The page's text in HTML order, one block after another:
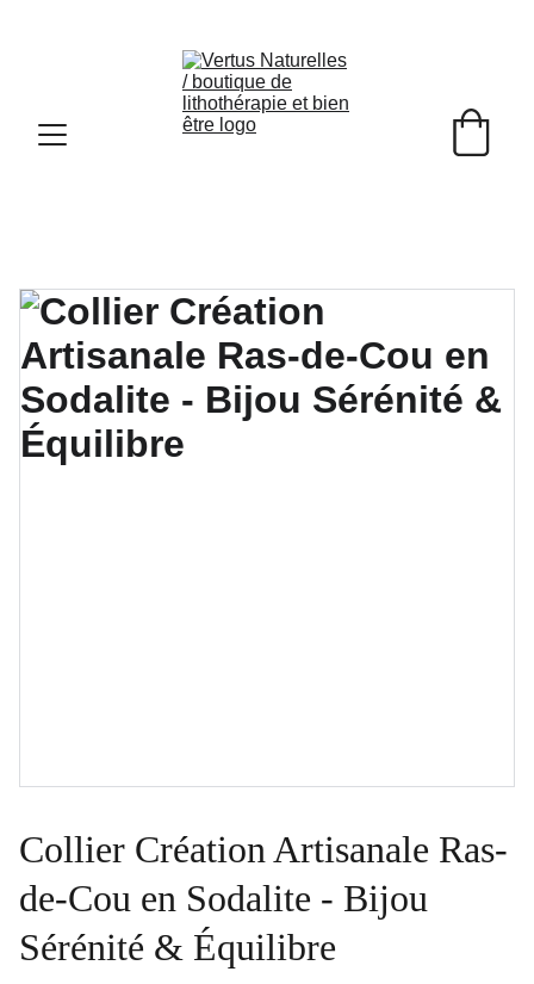
Collier Création Artisanale Ras-
de-Cou en Sodalite - Bijou
Sérénité & Équilibre